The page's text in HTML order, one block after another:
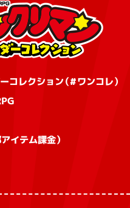
コレクション（#ワンコレ）
イテム課金）